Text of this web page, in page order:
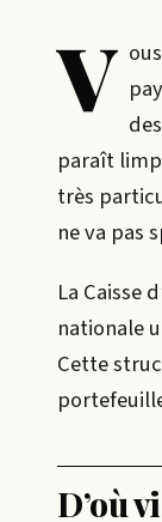
V
paraît
très
ne va pas
La Caisse
nationale
Cette
D’où